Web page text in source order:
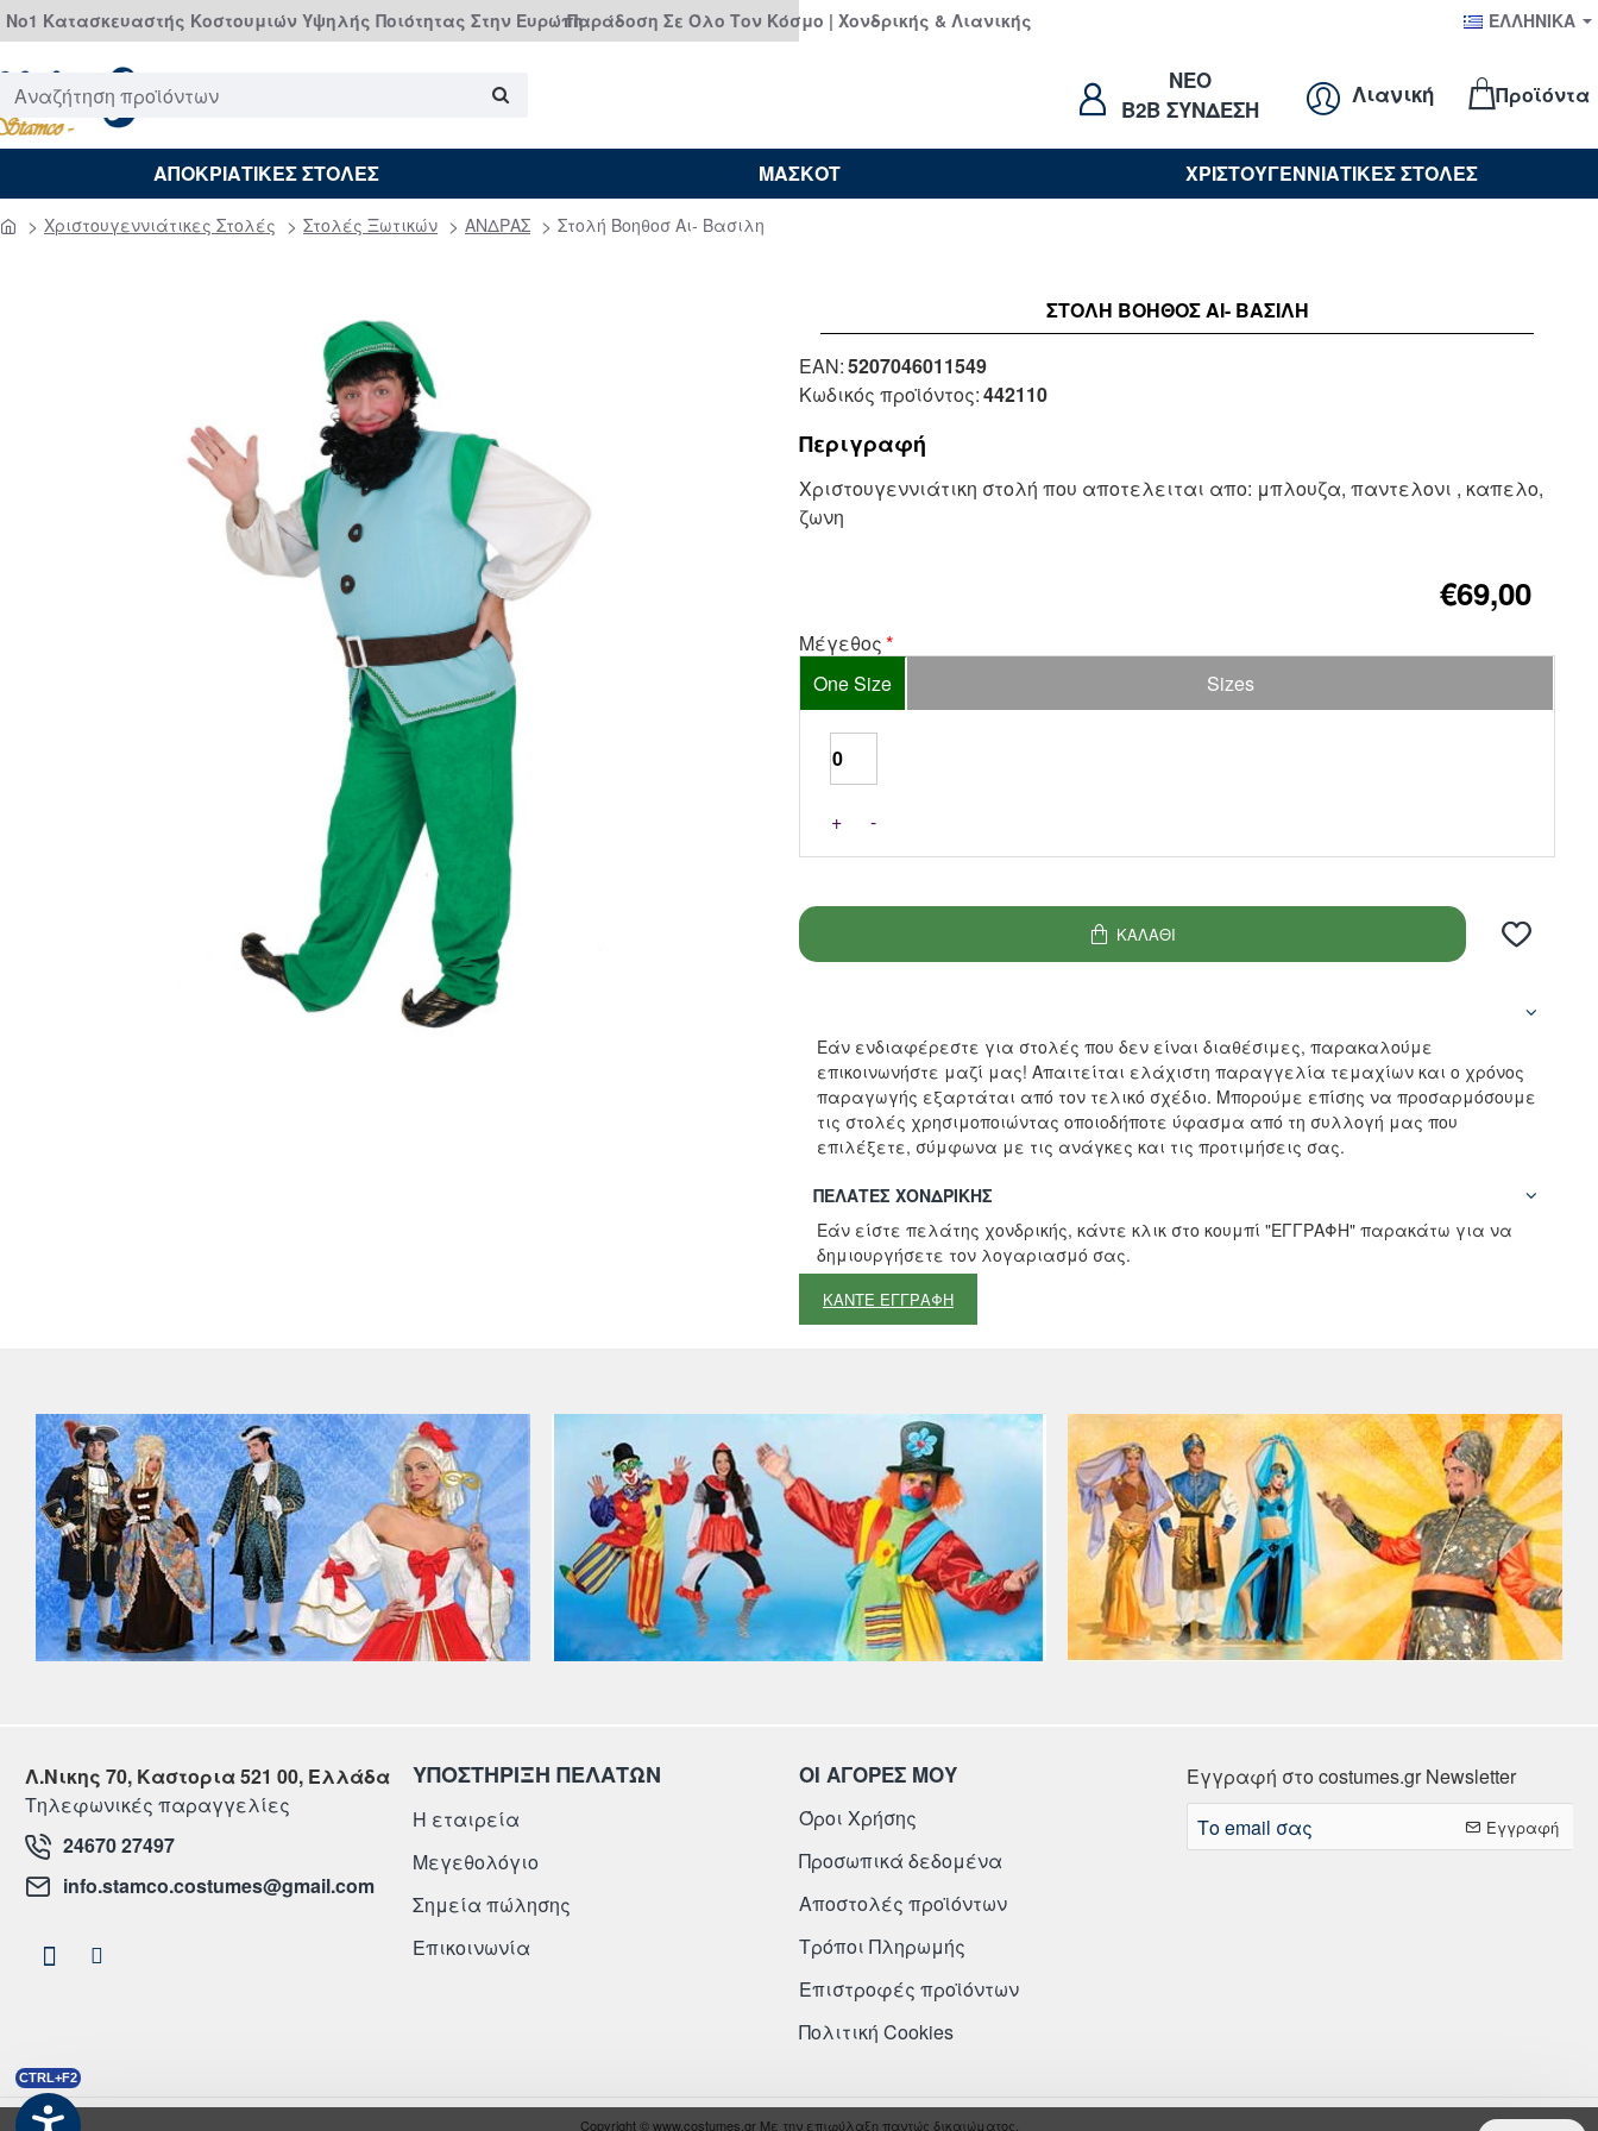
CTRL+F2
Νο1 Κατασκευαστής Κοστουμιών Υψηλής Ποιότητας Στην ΕυρώπηΠαράδοση Σε Όλο Τον Κόσμο | Χονδρικής & Λιανικής ΕΛΛΗΝΙΚΆ
Αναζήτηση
προϊόντων
NEO
B2B ΣΥΝΔΕΣΗ
Λιανική Προϊόντα
ΑΠΟΚΡΙΑΤΙΚΕΣ ΣΤΟΛΕΣ ΜΑΣΚΟΤ ΧΡΙΣΤΟΥΓΕΝΝΙΑΤΙΚΕΣ ΣΤΟΛΕΣ
Χριστουγεννιάτικες Στολές Στολές Ξωτικών ΑΝΔΡΑΣ Στολή Βοηθοσ Αι- Βασιλη
ΣΤΟΛΉ ΒΟΗΘΟΣ ΑΙ- ΒΑΣΙΛΗ
Περιγραφή
Χριστουγεννιάτικη στολή που αποτελειται απο: μπλουζα, παντελονι , καπελο,
ζωνη
Κωδικός προϊόντος:442110
EAN:5207046011549
€69,00
Μέγεθος
One Size
Sizes
+ -
ΚΑΛΆΘΙ
Εάν ενδιαφέρεστε για στολές που δεν είναι διαθέσιμες, παρακαλούμε
επικοινωνήστε μαζί μας! Απαιτείται ελάχιστη παραγγελία τεμαχίων και ο χρόνος
παραγωγής εξαρτάται από τον τελικό σχέδιο. Μπορούμε επίσης να προσαρμόσουμε
τις στολές χρησιμοποιώντας οποιοδήποτε ύφασμα από τη συλλογή μας που
επιλέξετε, σύμφωνα με τις ανάγκες και τις προτιμήσεις σας.
ΠΕΛΆΤΕΣ ΧΟΝΔΡΙΚΉΣ
Εάν είστε πελάτης χονδρικής, κάντε κλικ στο κουμπί "ΕΓΓΡΑΦΗ" παρακάτω για να
δημιουργήσετε τον λογαριασμό σας.
ΚΑΝΤΕ ΕΓΓΡΑΦΗ
Λ.Νικης 70, Καστορια 521 00, Ελλάδα
Τηλεφωνικές παραγγελίες
24670 27497
info.stamco.costumes@gmail.com
ΥΠΟΣΤΗΡΙΞΗ ΠΕΛΑΤΩΝ
Η εταιρεία
Μεγεθολόγιο
Σημεία πώλησης
Επικοινωνία
ΟΙ ΑΓΟΡΕΣ ΜΟΥ
Όροι Χρήσης
Προσωπικά δεδομένα
Αποστολές προϊόντων
Τρόποι Πληρωμής
Επιστροφές προϊόντων
Πολιτική Cookies
Εγγραφή στο costumes.gr Newsletter
Το
email
Εγγραφή
Copyright © www.costumes.gr Με την επιφύλαξη παντώς δικαιώματος.